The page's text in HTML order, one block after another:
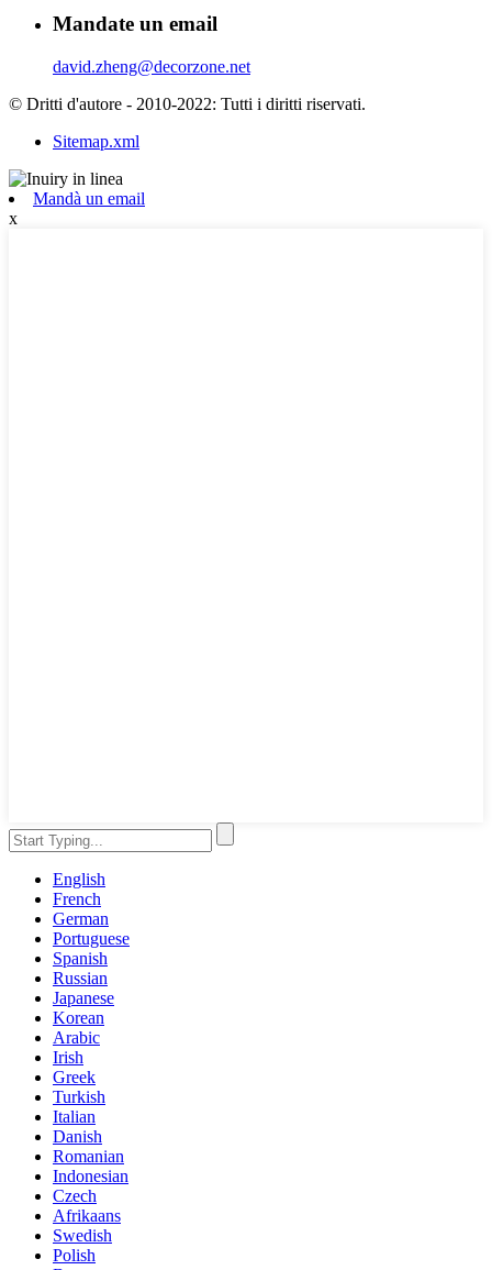
Mandate un email
david.zheng@decorzone.net
© Dritti d'autore - 2010-2022: Tutti i diritti riservati.
Sitemap.xml
Mandà un email
x
English
French
German
Portuguese
Spanish
Russian
Japanese
Korean
Arabic
Irish
Greek
Turkish
Italian
Danish
Romanian
Indonesian
Czech
Afrikaans
Swedish
Polish